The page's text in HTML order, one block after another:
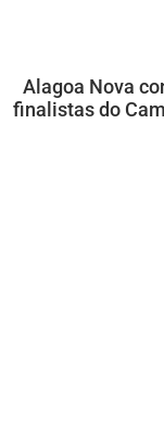
Alagoa Nova
finalistas do